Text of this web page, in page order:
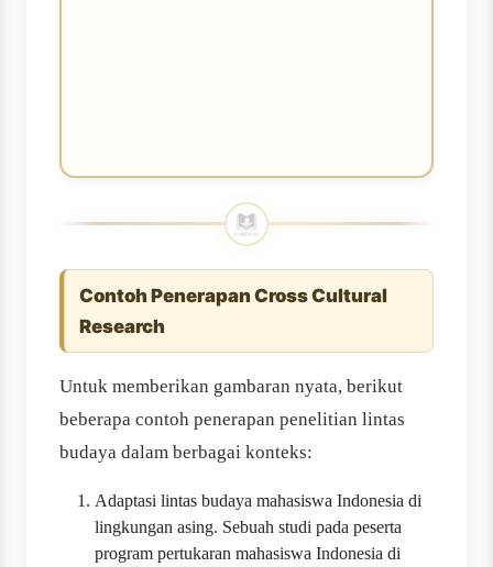
Contoh Penerapan Cross Cultural
Research
Untuk memberikan gambaran nyata, berikut
beberapa contoh penerapan penelitian lintas
budaya dalam berbagai konteks:
Adaptasi lintas budaya mahasiswa Indonesia di
lingkungan asing. Sebuah studi pada peserta
program pertukaran mahasiswa Indonesia di